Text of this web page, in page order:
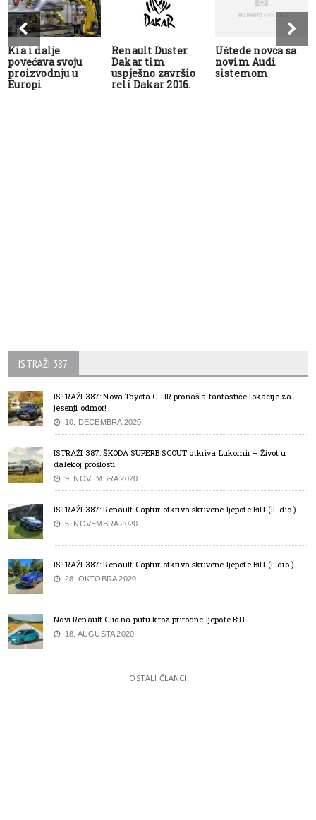
Kia i dalje
povećava svoju
proizvodnju u
Europi
Renault Duster
Dakar tim
uspješno završio
reli Dakar 2016.
Uštede novca sa
novim Audi
sistemom
ISTRAŽI 387
ISTRAŽI 387: Nova Toyota C-HR pronašla fantastiče lokacije za
jesenji odmor!
10. DECEMBRA 2020.
ISTRAŽI 387: ŠKODA SUPERB SCOUT otkriva Lukomir – Život u
dalekoj prošlosti
9. NOVEMBRA 2020.
ISTRAŽI 387: Renault Captur otkriva skrivene ljepote BiH (II. dio.)
5. NOVEMBRA 2020.
ISTRAŽI 387: Renault Captur otkriva skrivene ljepote BiH (I. dio.)
28. OKTOBRA 2020.
Novi Renault Clio na putu kroz prirodne ljepote BiH
18. AUGUSTA 2020.
OSTALI ČLANCI